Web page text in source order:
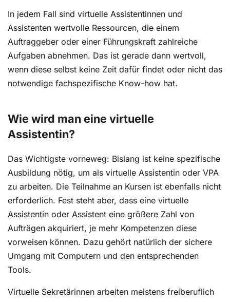
In jedem Fall sind virtuelle Assistentinnen und
Assistenten wertvolle Ressourcen, die einem
Auftraggeber oder einer Führungskraft zahlreiche
Aufgaben abnehmen. Das ist gerade dann wertvoll,
wenn diese selbst keine Zeit dafür findet oder nicht das
notwendige fachspezifische Know-how hat.
Wie wird man eine virtuelle
Assistentin?
Das Wichtigste vorneweg: Bislang ist keine spezifische
Ausbildung nötig, um als virtuelle Assistentin oder VPA
zu arbeiten. Die Teilnahme an Kursen ist ebenfalls nicht
erforderlich. Fest steht aber, dass eine virtuelle
Assistentin oder Assistent eine größere Zahl von
Aufträgen akquiriert, je mehr Kompetenzen diese
vorweisen können. Dazu gehört natürlich der sichere
Umgang mit Computern und den entsprechenden
Tools.
Virtuelle Sekretärinnen arbeiten meistens freiberuflich